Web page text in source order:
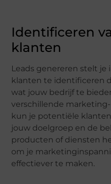
Identificeren
klanten
Leads genereren stelt
klanten te identificeren
wat jouw bedrijf te
verschillende
kun je potentiële
jouw doelgroep en de
producten of diensten
om je
effectiever te maken.